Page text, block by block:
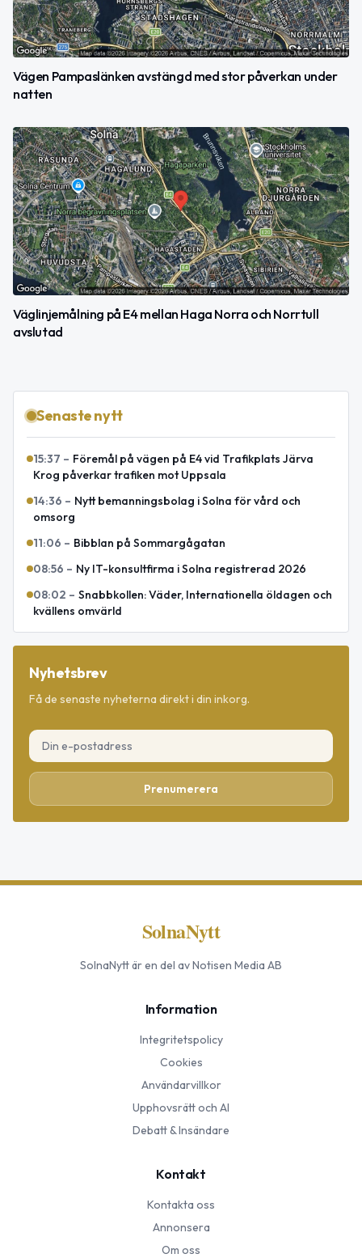
Vägen Pampaslänken avstängd med stor påverkan under
natten
Väglinjemålning på E4 mellan Haga Norra och Norrtull
avslutad
Senaste nytt
15:37 – Föremål på vägen på E4 vid Trafikplats Järva
Krog påverkar trafiken mot Uppsala
14:36 – Nytt bemanningsbolag i Solna för vård och
omsorg
11:06 – Bibblan på Sommargågatan
08:56 – Ny IT-konsultfirma i Solna registrerad 2026
08:02 – Snabbkollen: Väder, Internationella öldagen och
kvällens omvärld
Nyhetsbrev
Få de senaste nyheterna direkt i din inkorg.
Prenumerera
SolnaNytt
SolnaNyttär en del av Notisen Media AB
Information
Integritetspolicy
Cookies
Användarvillkor
Upphovsrätt och AI
Debatt & Insändare
Kontakt
Kontakta oss
Annonsera
Om oss